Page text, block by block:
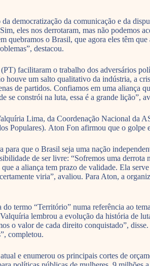
da comunicação e da
eles nos derrotaram, mas não podemos
quebramos o Brasil, que agora eles têm
destacou.
facilitaram o trabalho dos adversários
um salto qualitativo da indústria, a
de partidos. Confiamos em uma aliança
se constrói na luta, essa é a grande lição”,
Lima, da Coordenação Nacional
Populares). Aton Fon afirmou que o
que o Brasil seja uma nação
de ser livre: “Sofremos uma
a aliança tem prazo de validade. Ela
viria”, avaliou. Para Aton, a
termo “Território” numa referência ao
lembrou a evolução da história de
o valor de cada direito conquistado”,
completou.
e enumerou os principais cortes de